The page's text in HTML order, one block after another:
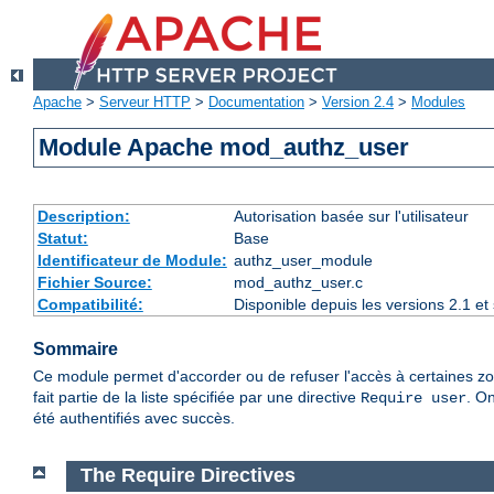
Apache > Serveur HTTP > Documentation > Version 2.4 > Modules
Module Apache mod_authz_user
Description:
Autorisation basée sur l'utilisateur
Statut:
Base
Identificateur de Module: authz_user_module
Fichier Source:
mod_authz_user.c
Compatibilité:
Disponible depuis les versions 2.1
Sommaire
Ce module permet d'accorder ou de refuser l'accès à certaines
fait partie de la liste spécifiée par une directive Require user.
été authentifiés avec succès.
The Require Directives